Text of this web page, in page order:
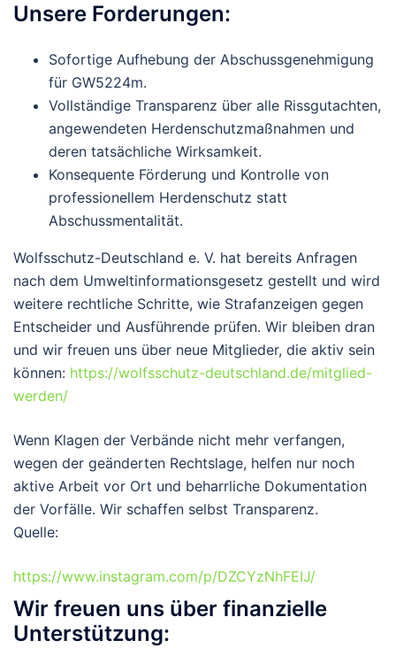
Unsere Forderungen:
Sofortige Aufhebung der Abschussgenehmigung
für GW5224m.
Vollständige Transparenz über alle Rissgutachten,
angewendeten Herdenschutzmaßnahmen und
deren tatsächliche Wirksamkeit.
Konsequente Förderung und Kontrolle von
professionellem Herdenschutz statt
Abschussmentalität.
Wolfsschutz-Deutschland e. V. hat bereits Anfragen
nach dem Umweltinformationsgesetz gestellt und wird
weitere rechtliche Schritte, wie Strafanzeigen gegen
Entscheider und Ausführende prüfen. Wir bleiben dran
und wir freuen uns über neue Mitglieder, die aktiv sein
können: https://wolfsschutz-deutschland.de/mitglied-
werden/
Wenn Klagen der Verbände nicht mehr verfangen,
wegen der geänderten Rechtslage, helfen nur noch
aktive Arbeit vor Ort und beharrliche Dokumentation
der Vorfälle. Wir schaffen selbst Transparenz.
Quelle:
https://www.instagram.com/p/DZCYzNhFEIJ/
Wir freuen uns über finanzielle
Unterstützung: